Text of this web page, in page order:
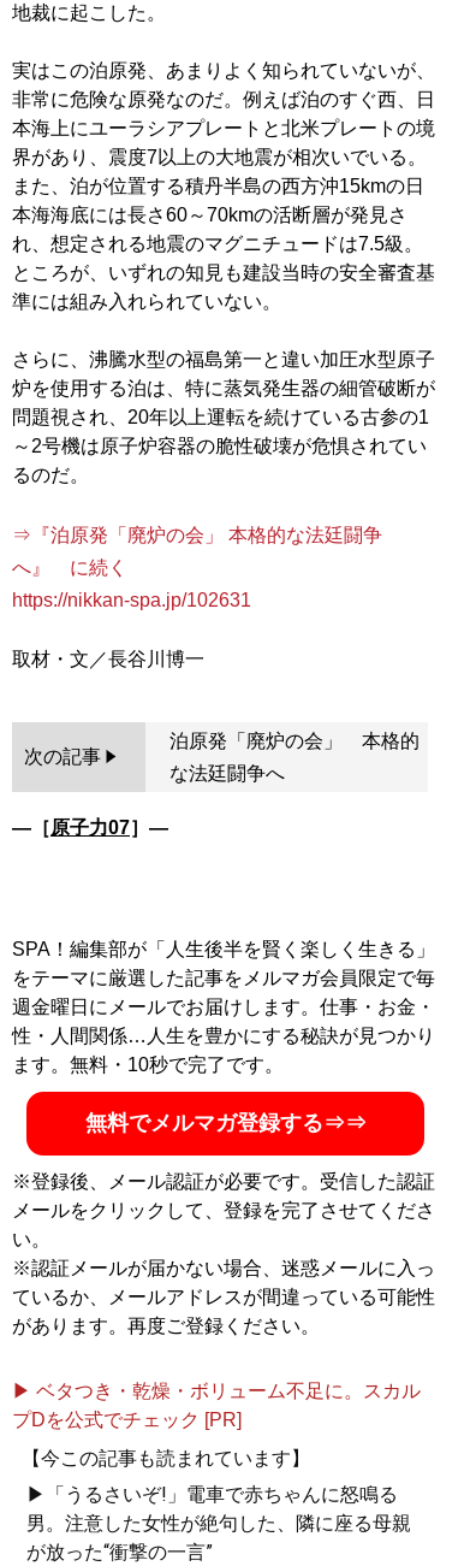
地裁に起こした。
実はこの泊原発、あまりよく知られていないが、
非常に危険な原発なのだ。例えば泊のすぐ西、日
本海上にユーラシアプレートと北米プレートの境
界があり、震度7以上の大地震が相次いでいる。
また、泊が位置する積丹半島の西方沖15kmの日
本海海底には長さ60～70kmの活断層が発見さ
れ、想定される地震のマグニチュードは7.5級。
ところが、いずれの知見も建設当時の安全審査基
準には組み入れられていない。
さらに、沸騰水型の福島第一と違い加圧水型原子
炉を使用する泊は、特に蒸気発生器の細管破断が
問題視され、20年以上運転を続けている古参の1
～2号機は原子炉容器の脆性破壊が危惧されてい
るのだ。
⇒『泊原発「廃炉の会」 本格的な法廷闘争
へ』 に続く
https://nikkan-spa.jp/102631
次の記事
泊原発「廃炉の会」 本格的
な法廷闘争へ
―［原子力07］―
SPA！編集部が「人生後半を賢く楽しく生きる」
をテーマに厳選した記事をメルマガ会員限定で毎
週金曜日にメールでお届けします。仕事・お金・
性・人間関係…人生を豊かにする秘訣が見つかり
ます。無料・10秒で完了です。
無料でメルマガ登録する⇒⇒
※登録後、メール認証が必要です。受信した認証
メールをクリックして、登録を完了させてくださ
い。
※認証メールが届かない場合、迷惑メールに入っ
ているか、メールアドレスが間違っている可能性
があります。再度ご登録ください。
▶ ベタつき・乾燥・ボリューム不足に。スカル
プDを公式でチェック [PR]
【今この記事も読まれています】
▶「うるさいぞ!」電車で赤ちゃんに怒鳴る
男。注意した女性が絶句した、隣に座る母親
が放った“衝撃の一言”